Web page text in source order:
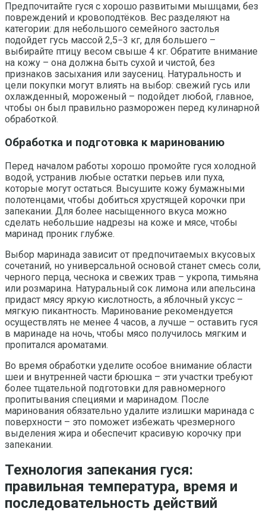
Предпочитайте гуся с хорошо развитыми мышцами, без
повреждений и кровоподтёков. Вес разделяют на
категории: для небольшого семейного застолья
подойдет гусь массой 2,5−3 кг, для большего –
выбирайте птицу весом свыше 4 кг. Обратите внимание
на кожу – она должна быть сухой и чистой, без
признаков засыхания или заусениц. Натуральность и
цели покупки могут влиять на выбор: свежий гусь или
охлажденный, мороженый – подойдет любой, главное,
чтобы он был правильно разморожен перед кулинарной
обработкой.
Обработка и подготовка к маринованию
Перед началом работы хорошо промойте гуся холодной
водой, устранив любые остатки перьев или пуха,
которые могут остаться. Высушите кожу бумажными
полотенцами, чтобы добиться хрустящей корочки при
запекании. Для более насыщенного вкуса можно
сделать небольшие надрезы на коже и мясе, чтобы
маринад проник глубже.
Выбор маринада зависит от предпочитаемых вкусовых
сочетаний, но универсальной основой станет смесь соли,
черного перца, чеснока и свежих трав – укропа, тимьяна
или розмарина. Натуральный сок лимона или апельсина
придаст мясу яркую кислотность, а яблочный уксус –
мягкую пикантность. Маринование рекомендуется
осуществлять не менее 4 часов, а лучше – оставить гуся
в маринаде на ночь, чтобы мясо получилось мягким и
пропитался ароматами.
Во время обработки уделите особое внимание области
шеи и внутренней части брюшка – эти участки требуют
более тщательной подготовки для равномерного
пропитывания специями и маринадом. После
маринования обязательно удалите излишки маринада с
поверхности – это поможет избежать чрезмерного
выделения жира и обеспечит красивую корочку при
запекании.
Технология запекания гуся:
правильная температура, время и
последовательность действий